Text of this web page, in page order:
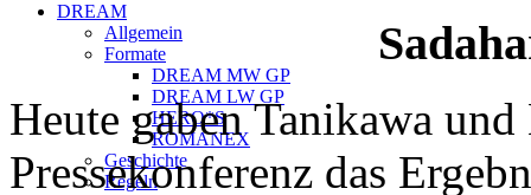
DREAM
Allgemein
Formate
DREAM MW GP
DREAM LW GP
HERO*S
ROMANEX
Geschichte
Regeln
Heute gaben Tanikawa
Pressekonferenz das